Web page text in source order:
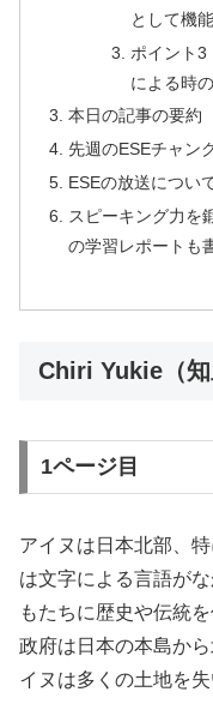
として機
ポイント3
による時
本日の記事の要約
先週のESEチャン
ESEの放送につい
スピーキング力を
の学習レポートも
Chiri Yukie（
1ページ目
アイヌは日本北部、
は文字による言語が
もたちに歴史や伝統
政府は日本の本島か
イヌは多くの土地を